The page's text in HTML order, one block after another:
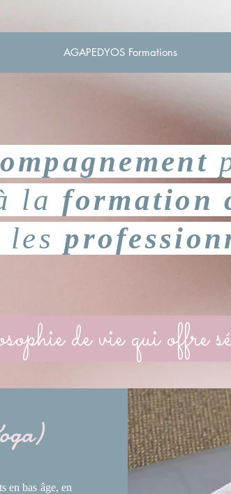
AGAPEDYOS Formations
la formation
les
de vie qui offre
en bas âge, en